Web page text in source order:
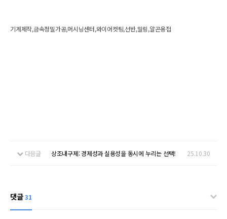
기계제작,금속정밀가공,머시닝센터,와이어컷팅,선반,밀링,알곤용접
다음글 상조내구제: 경제성과 실용성을 동시에 누리는 선택! 25.10.30
댓글31